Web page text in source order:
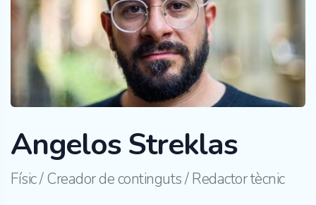
Angelos Streklas
Físic / Creador de continguts / Redactor tècnic